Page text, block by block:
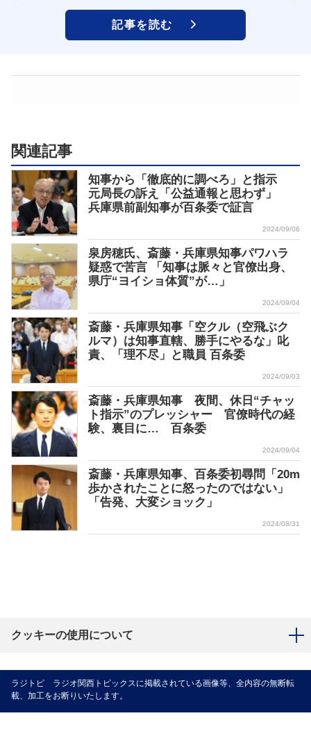
記事を読む
関連記事
知事から「徹底的に調べろ」と指示
元局長の訴え「公益通報と思わず」
兵庫県前副知事が百条委で証言
2024/09/06
泉房穂氏、斎藤・兵庫県知事パワハラ
疑惑で苦言 「知事は脈々と官僚出身、
県庁“ヨイショ体質”が…」
2024/09/04
斎藤・兵庫県知事「空クル（空飛ぶク
ルマ）は知事直轄、勝手にやるな」叱
責、「理不尽」と職員 百条委
2024/09/03
斎藤・兵庫県知事 夜間、休日“チャッ
ト指示”のプレッシャー 官僚時代の経
験、裏目に… 百条委
2024/09/04
斎藤・兵庫県知事、百条委初尋問「20m
歩かされたことに怒ったのではない」
「告発、大変ショック」
2024/08/31
クッキーの使用について
ラジトピ ラジオ関西トピックスに掲載されている画像等、全内容の無断転
載、加工をお断りいたします。